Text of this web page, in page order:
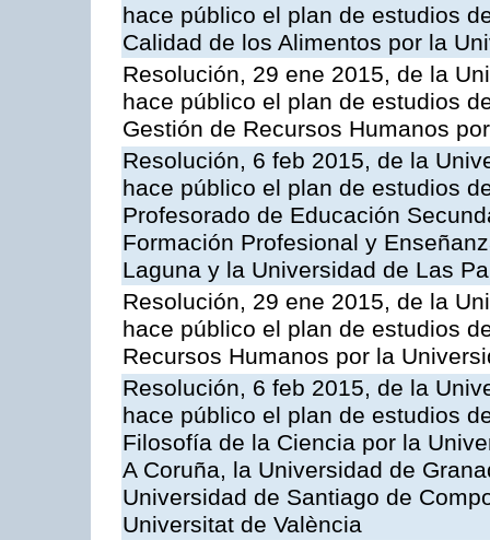
hace público el plan de estudios
Calidad de los Alimentos por la
Resolución, 29 ene 2015, de la
hace público el plan de estudios
Gestión de Recursos Humanos
Resolución, 6 feb 2015, de la
hace público el plan de estudios
Profesorado de Educación
Formación Profesional y
Laguna y la Universidad de Las
Resolución, 29 ene 2015, de la
hace público el plan de estudios
Recursos Humanos por la
Resolución, 6 feb 2015, de la
hace público el plan de estudios
Filosofía de la Ciencia por la
A Coruña, la Universidad de
Universidad de Santiago de
Universitat de València